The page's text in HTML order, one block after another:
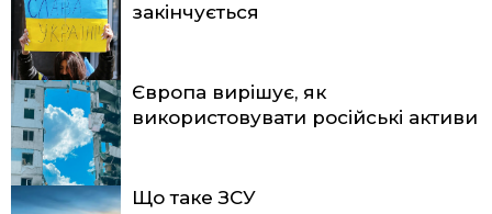
закінчується
Європа вирішує, як
використовувати російські активи
Що таке ЗСУ